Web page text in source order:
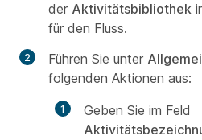
der Aktivitätsbibliothek
für den Fluss.
Führen Sie unter
folgenden Aktionen aus:
Geben Sie im Feld